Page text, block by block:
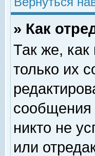
» Как
Так же, как
только их
сообщения
никто не
или